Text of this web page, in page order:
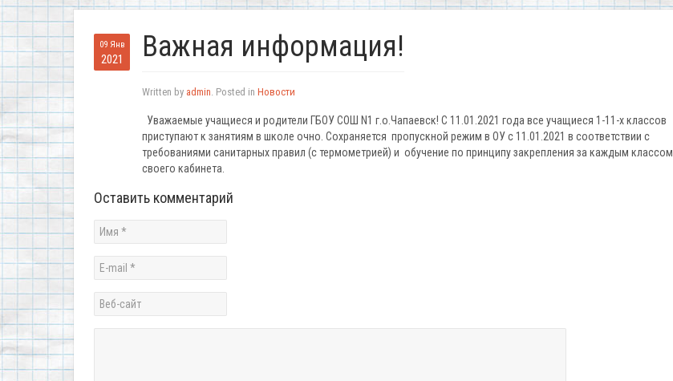
09 Янв
2021 Важная информация!
Written by admin. Posted in Новости
Уважаемые учащиеся и родители ГБОУ СОШ N1 г.о.Чапаевск! С 11.01.2021 года все учащиеся 1-11-х классов
приступают к занятиям в школе очно. Сохраняется пропускной режим в ОУ с 11.01.2021 в соответствии с
требованиями санитарных правил (с термометрией) и обучение по принципу закрепления за каждым классом
своего кабинета.
Оставить комментарий